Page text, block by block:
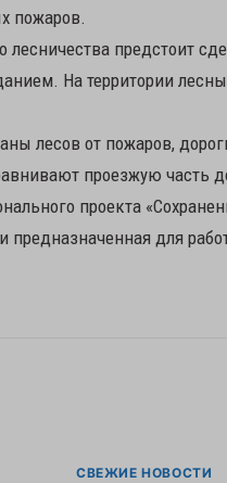
пожаров.
предстоит
На территории
лесов от пожаров,
проезжую часть
проекта
предназначенная для
СВЕЖИЕ НОВОСТИ